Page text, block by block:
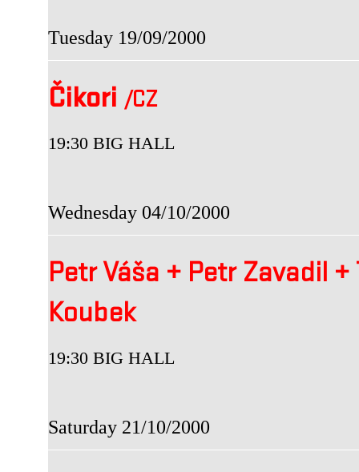
Tuesday 19/09/2000
Čikori /CZ
19:30 BIG HALL
Wednesday 04/10/2000
Petr Váša + Petr Zavadil +
Koubek
19:30 BIG HALL
Saturday 21/10/2000